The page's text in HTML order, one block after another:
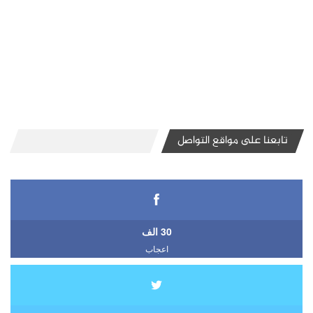
تابعنا على مواقع التواصل
30 الف
اعجاب